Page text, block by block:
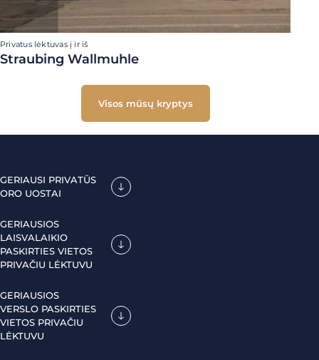
Privatus lėktuvas į ir iš
Straubing Wallmuhle
Visos mūsų kryptys
GERIAUSI PRIVATŪS
ORO UOSTAI
GERIAUSIOS
LAISVALAIKIO
PASKIRTIES VIETOS
PRIVAČIU LĖKTUVU
GERIAUSIOS
VERSLO PASKIRTIES
VIETOS PRIVAČIU
LĖKTUVU